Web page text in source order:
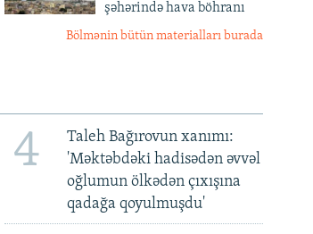
şəhərində hava böhranı
Bölmənin bütün materialları burada
4
Taleh Bağırovun xanımı:
'Məktəbdəki hadisədən əvvəl
oğlumun ölkədən çıxışına
qadağa qoyulmuşdu'